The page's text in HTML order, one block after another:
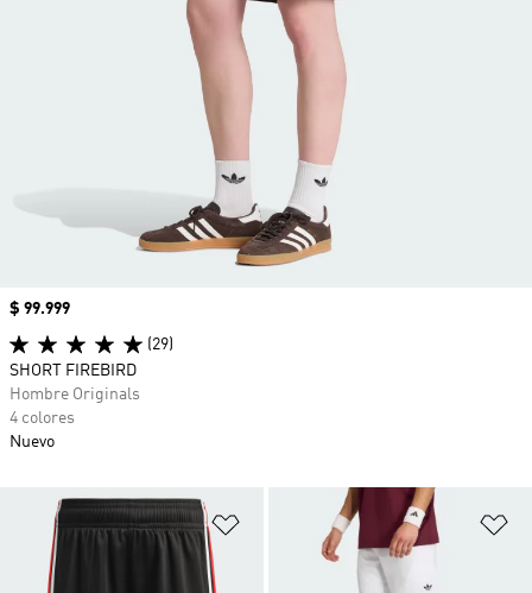
Añadir a la lista de deseos
Precio
$ 99.999
(29)
SHORT FIREBIRD
Hombre Originals
4 colores
Nuevo